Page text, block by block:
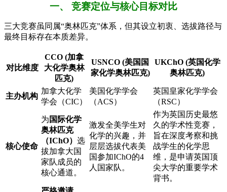
一、 竞赛定位与核心目标对比
三大竞赛虽同属“奥林匹克”体系，但其设立初衷、选拔路径与
最终目标存在本质差异。
对比维度
CCO (加拿
大化学奥林
匹克)
USNCO (美国国
家化学奥林匹克)
UKChO (英国化学
奥林匹克)
主办机构
加拿大化学
学会（CIC）
美国化学学会
（ACS）
英国皇家化学学会
（RSC）
核心使命
为 国际化学
奥林匹克
（IChO） 选
拔加拿大国
家队成员的
核心通道。
激发全美学生对
化学的兴趣，并
层层选拔代表美
国参加IChO的4
人国家队。
作为英国历史最悠
久的学术性竞赛，
旨在深度考察和挑
战学生的化学思
维，是申请英国顶
尖大学的重要学术
背书。